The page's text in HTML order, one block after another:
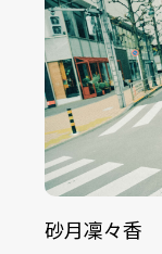
砂月凜々香